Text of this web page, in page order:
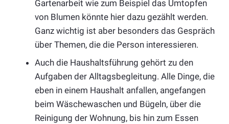
Gartenarbeit wie zum Beispiel das Umtopfen
von Blumen könnte hier dazu gezählt werden.
Ganz wichtig ist aber besonders das Gespräch
über Themen, die die Person interessieren.
Auch die Haushaltsführung gehört zu den
Aufgaben der Alltagsbegleitung. Alle Dinge, die
eben in einem Haushalt anfallen, angefangen
beim Wäschewaschen und Bügeln, über die
Reinigung der Wohnung, bis hin zum Essen